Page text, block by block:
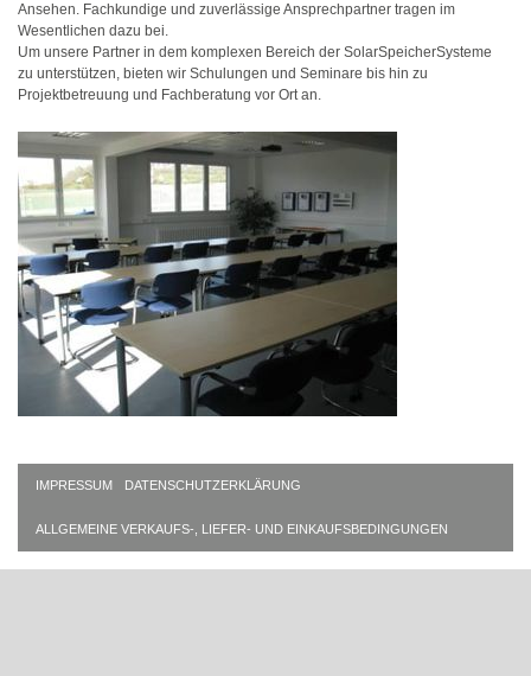
Ansehen. Fachkundige und zuverlässige Ansprechpartner tragen im
Wesentlichen dazu bei.
Um unsere Partner in dem komplexen Bereich der SolarSpeicherSysteme
zu unterstützen, bieten wir Schulungen und Seminare bis hin zu
Projektbetreuung und Fachberatung vor Ort an.
IMPRESSUM DATENSCHUTZERKLÄRUNG
ALLGEMEINE VERKAUFS-, LIEFER- UND EINKAUFSBEDINGUNGEN